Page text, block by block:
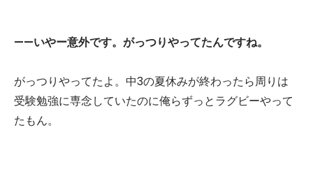
——いやー意外です。がっつりやってたんですね。
がっつりやってたよ。中3の夏休みが終わったら周りは
受験勉強に専念していたのに俺らずっとラグビーやって
たもん。